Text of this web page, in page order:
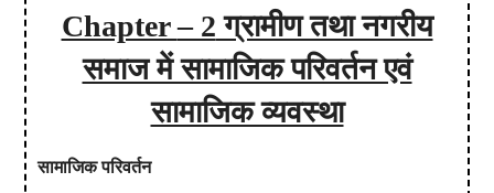
Chapter– 2 ग्रामीण तथा नगरीय
समाज में सामाजिक परिवर्तन एवं
सामाजिक व्यवस्था
सामाजिक परिवर्तन